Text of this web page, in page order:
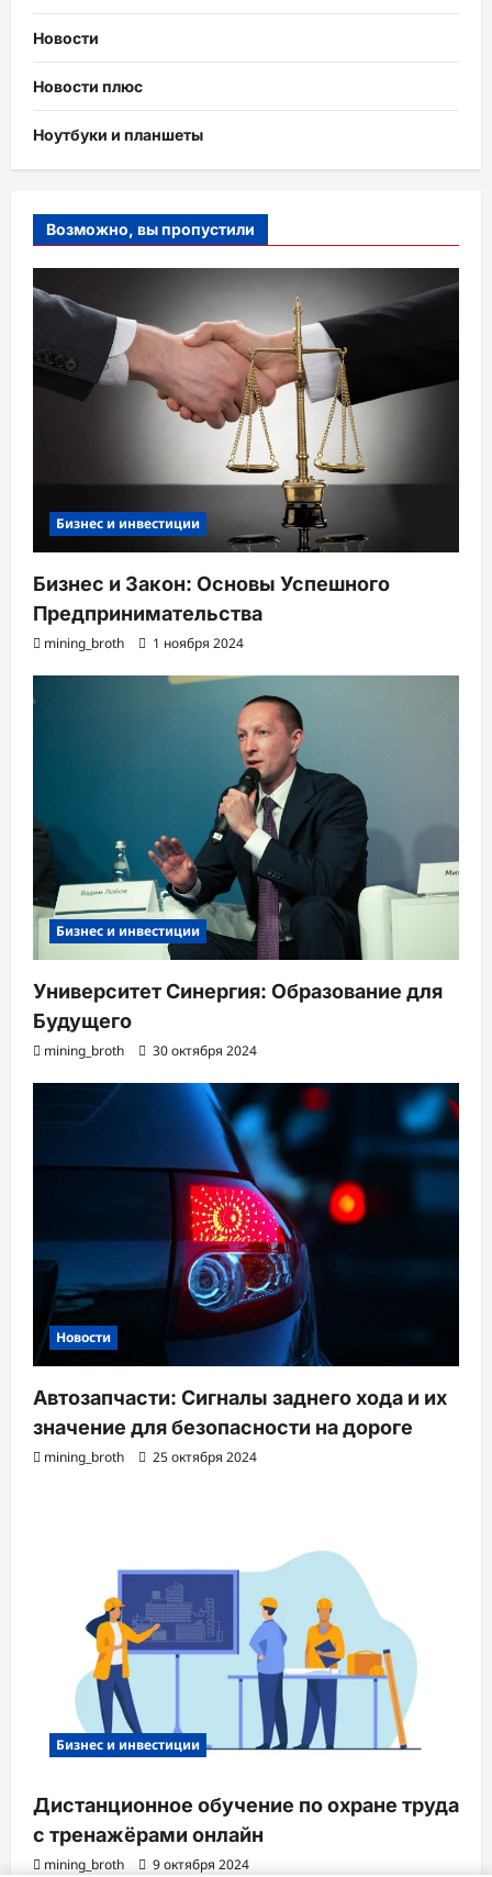
Новости
Новости плюс
Ноутбуки и планшеты
Возможно, вы пропустили
Бизнес и инвестиции
Бизнес и Закон: Основы Успешного
Предпринимательства
mining_broth 1 ноября 2024
Бизнес и инвестиции
Университет Синергия: Образование для
Будущего
mining_broth 30 октября 2024
Новости
Автозапчасти: Сигналы заднего хода и их
значение для безопасности на дороге
mining_broth 25 октября 2024
Бизнес и инвестиции
Дистанционное обучение по охране труда
с тренажёрами онлайн
mining_broth 9 октября 2024